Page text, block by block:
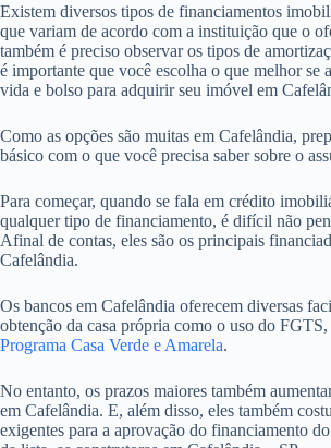
Existem diversos tipos de financiamentos
que variam de acordo com a instituição que o
também é preciso observar os tipos de
é importante que você escolha o que melhor se
vida e bolso para adquirir seu imóvel em
Como as opções são muitas em Cafelândia,
básico com o que você precisa saber sobre o
Para começar, quando se fala em crédito
qualquer tipo de financiamento, é difícil não
Afinal de contas, eles são os principais
Cafelândia.
Os bancos em Cafelândia oferecem diversas
obtenção da casa própria como o uso do
Programa Casa Verde e Amarela.
No entanto, os prazos maiores também
em Cafelândia. E, além disso, eles também
exigentes para a aprovação do financiamento